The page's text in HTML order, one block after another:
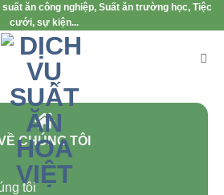
ăn công nghiệp, Suất ăn trường học, Tiệc
cưới, sự kiện...
CHÚNG TÔI
tôi